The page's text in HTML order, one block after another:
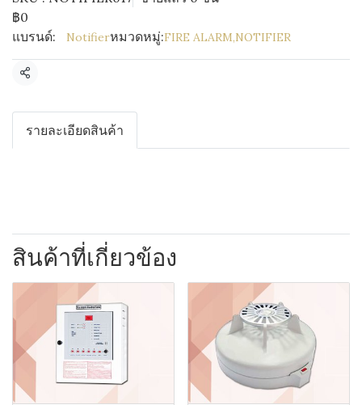
฿0
แบรนด์:
Notifierหมวดหมู่:FIRE ALARM,NOTIFIER
แชร์
รายละเอียดสินค้า
สินค้าที่เกี่ยวข้อง